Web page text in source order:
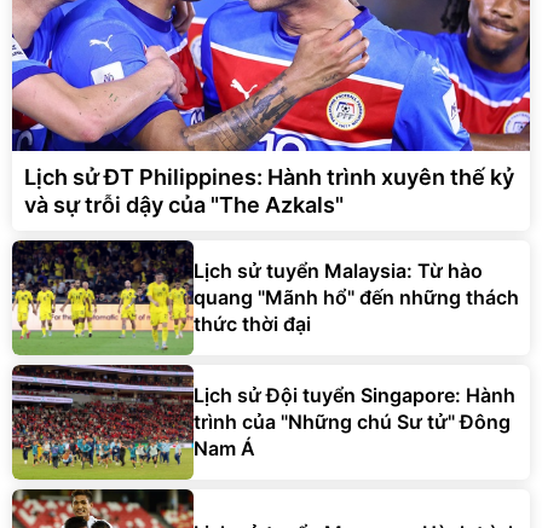
Lịch sử ĐT Philippines: Hành trình xuyên thế kỷ
và sự trỗi dậy của "The Azkals"
Lịch sử tuyển Malaysia: Từ hào
quang "Mãnh hổ" đến những thách
thức thời đại
Lịch sử Đội tuyển Singapore: Hành
trình của "Những chú Sư tử" Đông
Nam Á